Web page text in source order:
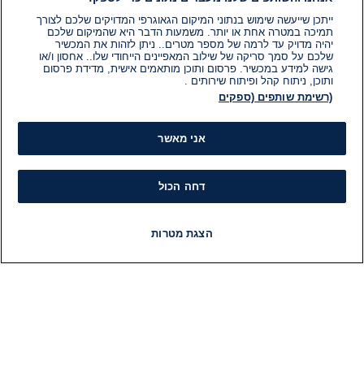
ייתכן שייעשה שימוש בנתוני המיקום הגאוגרפי המדויקים שלכם לצורך
תמיכה במטרה אחת או יותר. משמעות הדבר היא שהמיקום שלכם
יהיה מדויק עד לרמה של מספר מטרים.. ניתן לזהות את המכשיר
שלכם על סמך סריקה של שילוב המאפיינים הייחודי שלו.. אחסון ו/או
גישה למידע במכשיר. פרסום ותוכן מותאמים אישית, מדידת פרסום
ותוכן, ניתוח קהל ופיתוח שירותים .
(רשימת שותפים (ספקים
אני מאשר
דחה הכול
הצגת מטרות